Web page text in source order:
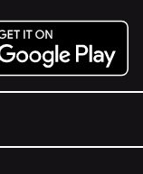
Play.